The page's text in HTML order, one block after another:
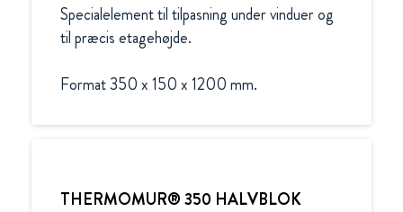
Specialelement til tilpasning under vinduer og
til præcis etagehøjde.
Format 350 x 150 x 1200 mm.
THERMOMUR® 350 HALVBLOK